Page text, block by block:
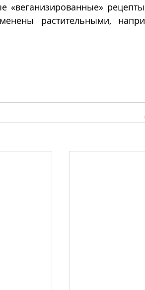
«веганизированные»
растительными,